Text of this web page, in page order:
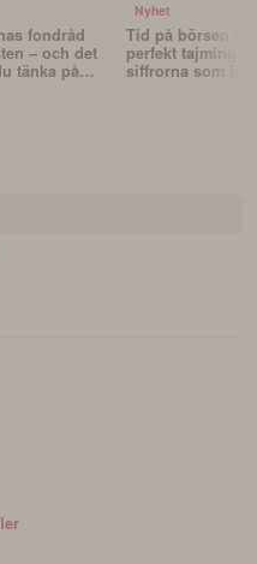
fondråd
– och det
tänka på
Nyhet
Tid på börsen
perfekt tajming –
siffrorna som